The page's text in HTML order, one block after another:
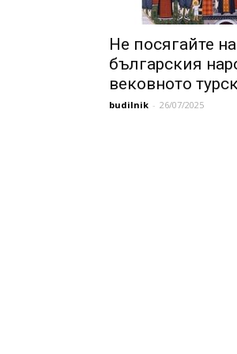
Не посягайте
българския
вековното
budilnik - 26/07/2025